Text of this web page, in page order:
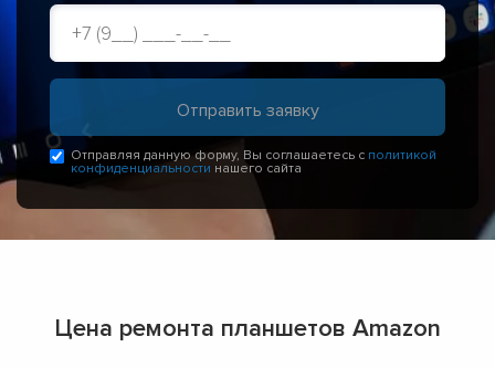
Отправляя данную форму, Вы соглашаетесь с политикой
конфиденциальности нашего сайта
Цена ремонта планшетов Amazon